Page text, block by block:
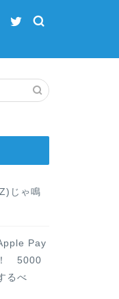
じゃ鳴
Pay
！ 5000
るべ